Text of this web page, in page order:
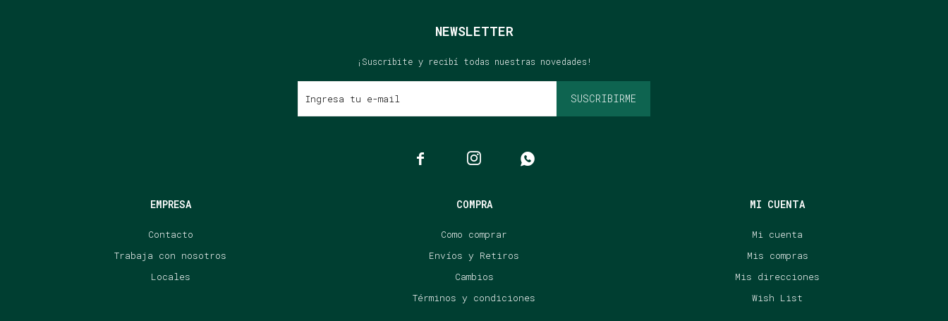
EMPRESA
Contacto
Trabaja con nosotros
Locales
COMPRA
Como comprar
Envíos y Retiros
Cambios
Términos y condiciones
MI CUENTA
Mi cuenta
Mis compras
Mis direcciones
Wish List
NEWSLETTER
¡Suscribite y recibí todas nuestras novedades!
SUSCRIBIRME
  